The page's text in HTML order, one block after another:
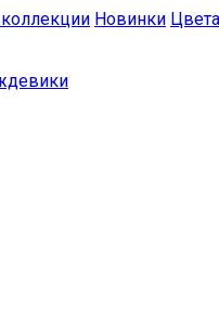
Новинки Цвета